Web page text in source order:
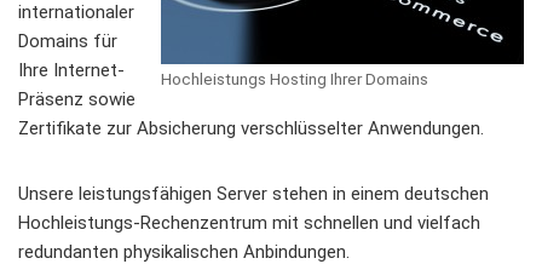
Hochleistungs Hosting Ihrer Domains
internationaler
Domains für
Ihre Internet-
Präsenz sowie
Zertifikate zur Absicherung verschlüsselter Anwendungen.
Unsere leistungsfähigen Server stehen in einem deutschen
Hochleistungs-Rechenzentrum mit schnellen und vielfach
redundanten physikalischen Anbindungen.